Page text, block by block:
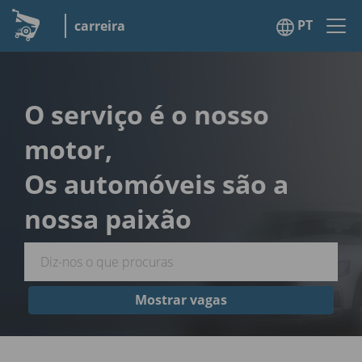
carreira PT
O serviço é o nosso
motor,
Os automóveis são a
nossa paixão
Mostrar vagas